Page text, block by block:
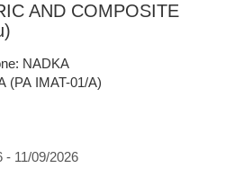
AND COMPOSITE
NADKA
(PA IMAT-01/A)
- 11/09/2026